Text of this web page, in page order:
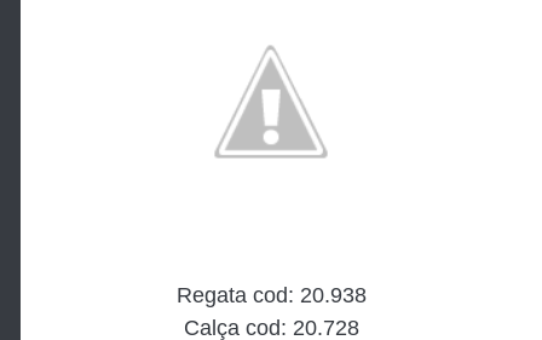
Regata cod: 20.938
Calça cod: 20.728